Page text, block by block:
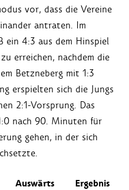
vor, dass die Vereine
antraten. Im
ein 4:3 aus dem Hinspiel
erreichen, nachdem die
Betzneberg mit 1:3
erspielten sich die Jungs
2:1-Vorsprung. Das
nach 90. Minuten für
gehen, in der sich
Auswärts Ergebnis